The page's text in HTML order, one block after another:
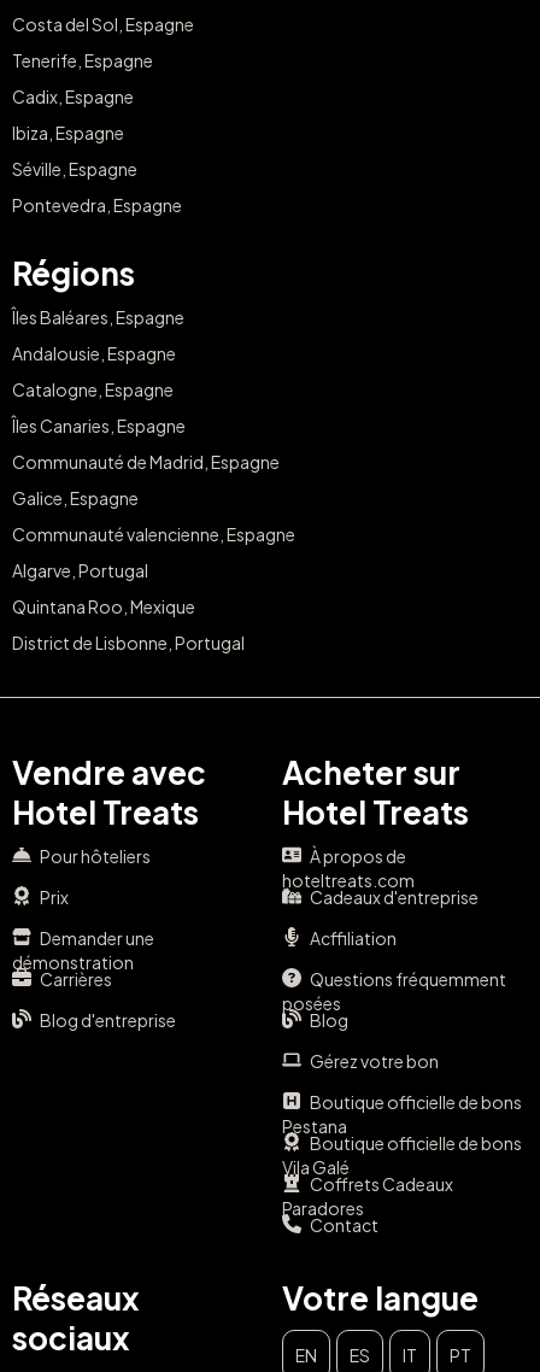
Costa del Sol, Espagne
Tenerife, Espagne
Cadix, Espagne
Ibiza, Espagne
Séville, Espagne
Pontevedra, Espagne
Régions
Îles Baléares, Espagne
Andalousie, Espagne
Catalogne, Espagne
Îles Canaries, Espagne
Communauté de Madrid, Espagne
Galice, Espagne
Communauté valencienne, Espagne
Algarve, Portugal
Quintana Roo, Mexique
District de Lisbonne, Portugal
Vendre avec
Hotel Treats
Pour hôteliers
Prix
Demander une
démonstration
Carrières
Blog d'entreprise
Acheter sur
Hotel Treats
À propos de
hoteltreats.com
Cadeaux d'entreprise
Acffiliation
Questions fréquemment
posées
Blog
Gérez votre bon
Boutique officielle de bons
Pestana
Boutique officielle de bons
Vila Galé
Coffrets Cadeaux
Paradores
Contact
Réseaux
sociaux
Votre langue
EN ES IT PT